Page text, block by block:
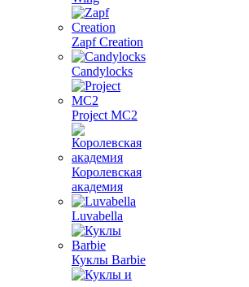
Zapf Creation
Candylocks
Project MС2
Королевская
академия
Luvabella
Куклы Barbie